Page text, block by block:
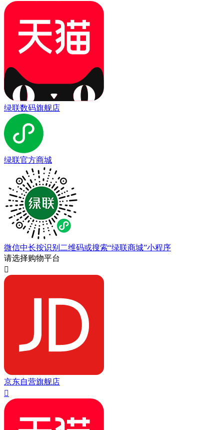
绿联数码旗舰店
绿联官方商城
微信中长按识别二维码或搜索“绿联商城”小程序
请选择购物平台

京东自营旗舰店
